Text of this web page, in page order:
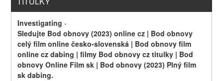
Investigating -
Sledujte Bod obnovy (2023) online cz | Bod obnovy
celý film online česko-slovenská | Bod obnovy film
online cz dabing | filmy Bod obnovy cz titulky | Bod
obnovy Online Film sk | Bod obnovy (2023) Plný film
sk dabing.